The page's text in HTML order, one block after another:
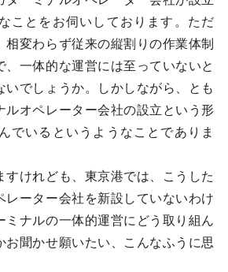
ことをお伺いしております。ただ
相変わらず従来の縦割りの作業体制
、一体的な運営には至っていないと
いでしょうか。しかしながら、とも
ルオペレーター会社の設立という形
でいるというようなことでありま
けれども、東京港では、こうした
レーター会社を新設していないわけ
ミナルの一体的運営にどう取り組ん
お聞かせ願いたい、こんなふうに思